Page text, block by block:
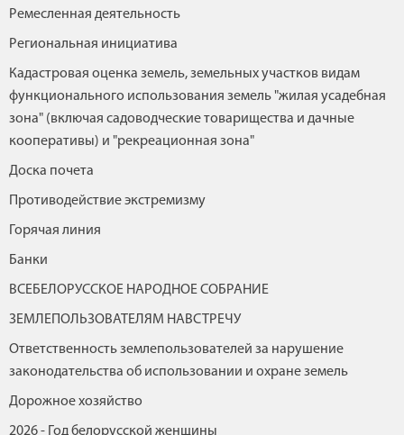
Ремесленная деятельность
Региональная инициатива
Кадастровая оценка земель, земельных участков видам
функционального использования земель "жилая усадебная
зона" (включая садоводческие товарищества и дачные
кооперативы) и "рекреационная зона"
Доска почета
Противодействие экстремизму
Горячая линия
Банки
ВСЕБЕЛОРУССКОЕ НАРОДНОЕ СОБРАНИЕ
ЗЕМЛЕПОЛЬЗОВАТЕЛЯМ НАВСТРЕЧУ
Ответственность землепользователей за нарушение
законодательства об использовании и охране земель
Дорожное хозяйство
2026 - Год белорусской женщины